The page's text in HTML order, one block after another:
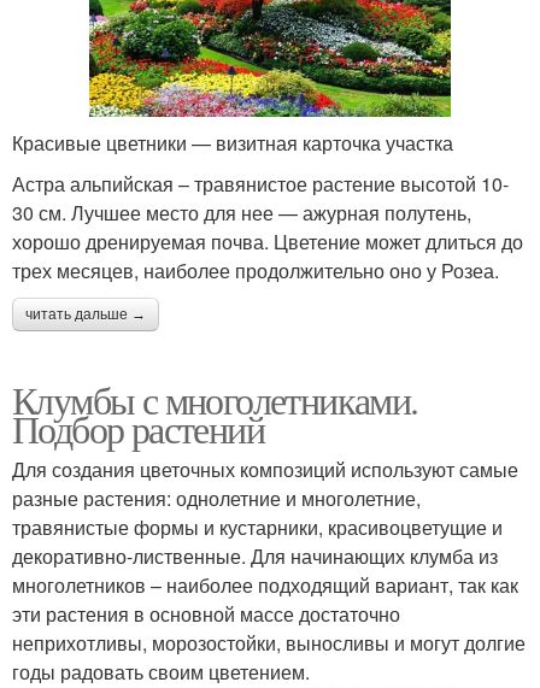
Красивые цветники — визитная карточка участка
Астра альпийская – травянистое растение высотой 10-
30 см. Лучшее место для нее — ажурная полутень,
хорошо дренируемая почва. Цветение может длиться до
трех месяцев, наиболее продолжительно оно у Розеа.
читать дальше →
Клумбы с многолетниками.
Подбор растений
Для создания цветочных композиций используют самые
разные растения: однолетние и многолетние,
травянистые формы и кустарники, красивоцветущие и
декоративно-лиственные. Для начинающих клумба из
многолетников – наиболее подходящий вариант, так как
эти растения в основной массе достаточно
неприхотливы, морозостойки, выносливы и могут долгие
годы радовать своим цветением.